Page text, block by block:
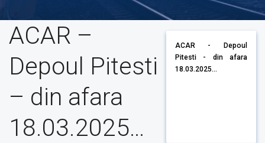
ACAR –
Depoul Pitesti
– din afara
18.03.2025…
ACAR - Depoul
Pitesti - din afara
18.03.2025...